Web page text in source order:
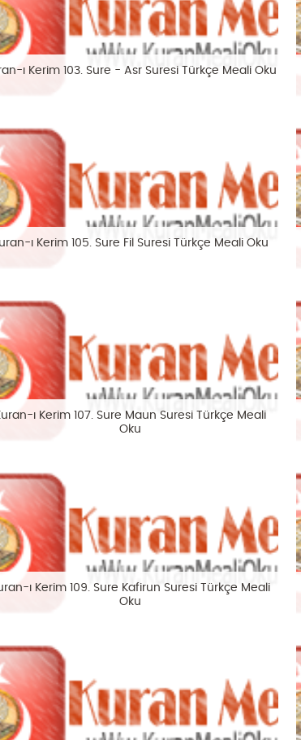
ı Kerim 103. Sure - Asr Suresi Türkçe Meali Oku
ı Kerim 105. Sure Fil Suresi Türkçe Meali Oku
ı Kerim 107. Sure Maun Suresi Türkçe Meali
Oku
ı Kerim 109. Sure Kafirun Suresi Türkçe Meali
Oku